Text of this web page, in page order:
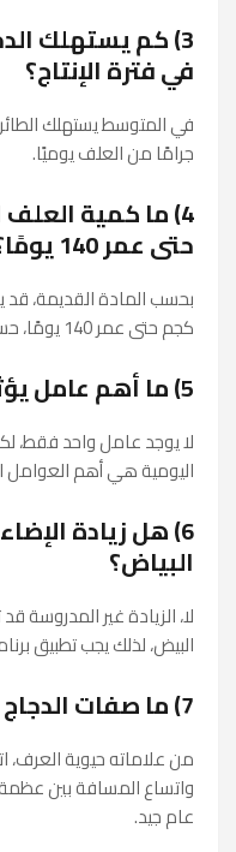
3) كم يستهلك
في فترة الإنتاج؟
جرامًا من العلف يوميًا.
4) ما كمية
حتى عمر 140 يومًا؟
كجم حتى عمر 140 يومًا، حسب السلالة والإدارة.
5) ما أهم عامل يؤثر في إنتاج البيض؟
لا يوجد عامل واحد فقط،
اليومية هي أهم العوامل
6) هل زيادة
البياض؟
لا، الزيادة غير المدروسة
البيض، لذلك يجب تطبيق
7) ما صفات الدجاج البياض عالي الإنتاج؟
من علاماته حيوية
واتساع المسافة بين
عام جيد.